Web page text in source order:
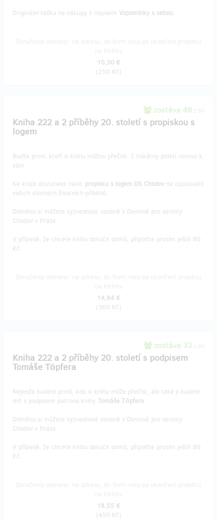
Originální taška na nákupy s nápisem Vzpomínky s sebou.
10,30 €
(250 Kč)
zostáva 48 z 50
Kniha 222 a 2 příběhy 20. století s propiskou s
logem
Buďte první, kteří si knihu můžou přečíst. Z tiskárny poletí rovnou k
vám.
Ke knize dostanete navíc propisku s logem DS Chodov na zapisování
vašich vlastních životních příběhů.
Odměnu si můžete vyzvednout osobně v Domově pro seniory
Chodov v Praze.
V případě, že chcete knihu doručit domů, připlaťte prosím ještě 80
Kč.
14,84 €
(360 Kč)
zostáva 33 z 40
Kniha 222 a 2 příběhy 20. století s podpisem
Tomáše Töpfera
Nejenže budete první, kdo si knihu může přečíst, ale také ji budete
mít s podpisem patrona knihy Tomáše Töpfera.
Odměnu si můžete vyzvednout osobně v Domově pro seniory
Chodov v Praze.
V případě, že chcete knihu doručit domů, připlaťte prosím ještě 80
Kč.
18,55 €
(450 Kč)